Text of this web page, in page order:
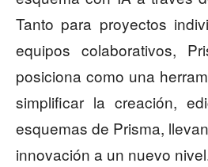
Tanto para proyectos
equipos colaborativos,
posiciona como una
simplificar la creación,
esquemas de Prisma,
innovación a un nuevo